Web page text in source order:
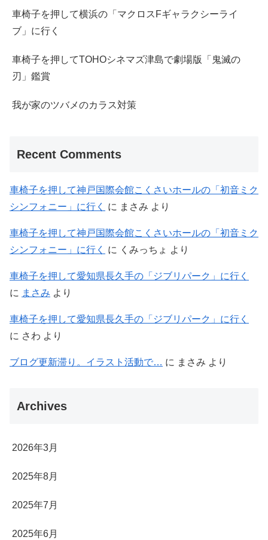
車椅子を押して横浜の「マクロスFギャラクシーライ
ブ」に行く
車椅子を押してTOHOシネマズ津島で劇場版「鬼滅の
刃」鑑賞
我が家のツバメのカラス対策
Recent Comments
車椅子を押して神戸国際会館こくさいホールの「初音ミク
シンフォニー」に行く
に まさみ より
車椅子を押して神戸国際会館こくさいホールの「初音ミク
シンフォニー」に行く
に くみっちょ より
車椅子を押して愛知県長久手の「ジブリパーク」に行く
に まさみ より
車椅子を押して愛知県長久手の「ジブリパーク」に行く
に さわ より
ブログ更新滞り。イラスト活動で… に まさみ より
Archives
2026年3月
2025年8月
2025年7月
2025年6月